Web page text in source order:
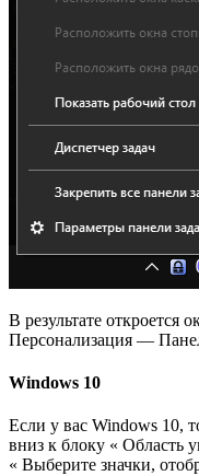
В результате откроется
Персонализация —
Windows 10
Если у вас Windows 10,
вниз к блоку « Область
« Выберите значки,